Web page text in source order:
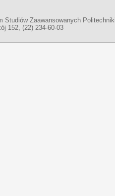
Studiów Zaawansowanych
152, (22) 234-60-03